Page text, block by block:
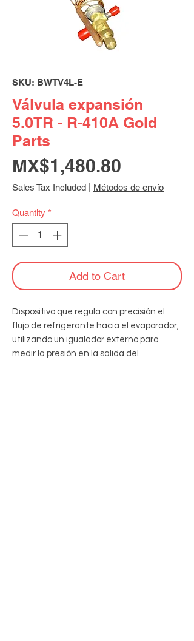
SKU: BWTV4L-E
Válvula expansión
5.0TR - R-410A Gold
Parts
MX$1,480.80
Sales Tax Included Métodos de envío
Quantity *
Add to Cart
Dispositivo que regula con precisión el
flujo de refrigerante hacia el evaporador,
utilizando un igualador externo para
medir la presión en la salida del